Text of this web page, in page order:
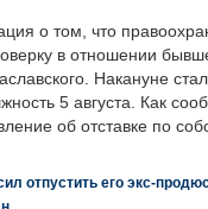
о том, что
в отношении
Накануне
5 августа. Как
об отставке по
отпустить его экс-